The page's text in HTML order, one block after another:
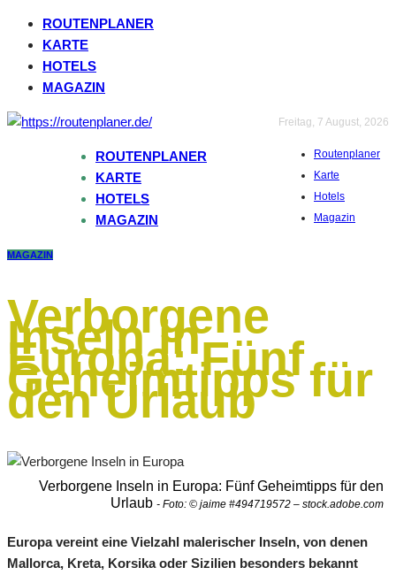
ROUTENPLANER
KARTE
HOTELS
MAGAZIN
Freitag, 7 August, 2026
Routenplaner
Karte
Hotels
Magazin
ROUTENPLANER
KARTE
HOTELS
MAGAZIN
MAGAZIN
Verborgene
Inseln in
Europa: Fünf
Geheimtipps für
den Urlaub
Verborgene Inseln in Europa: Fünf Geheimtipps für den
Urlaub - Foto: © jaime #494719572 – stock.adobe.com
Europa vereint eine Vielzahl malerischer Inseln, von denen
Mallorca, Kreta, Korsika oder Sizilien besonders bekannt